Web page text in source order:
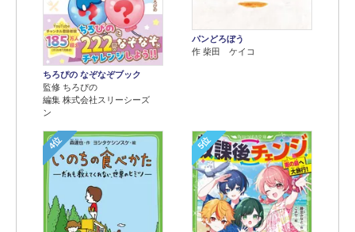
ちろぴの なぞなぞブック
監修 ちろぴの
編集 株式会社スリーシーズ
ン
パンどろぼう
作 柴田 ケイコ
4位 5位